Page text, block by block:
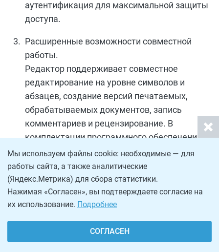
аутентификация для максимальной защиты
доступа.
Расширенные возможности совместной
работы.
Редактор поддерживает совместное
редактирование на уровне символов и
абзацев, создание версий печатаемых,
обрабатываемых документов, запись
комментариев и рецензирование. В
комплектации программного обеспечения
имеется встроенный чат для коллективной
работы.
Среди недостатков рассматриваемой
программы для текстов были замечены
ограниченность бесплатной версии
Мы используем файлы cookie: необходимые — для
работы сайта, а также аналитические
(Яндекс.Метрика) для сбора статистики.
Нажимая «Согласен», вы подтверждаете согласие на
их использование. Подробнее
СОГЛАСЕН